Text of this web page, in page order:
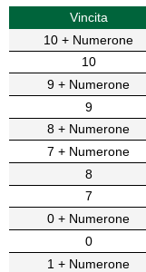
Vincita
10 + Numerone
10
9 + Numerone
9
8 + Numerone
7 + Numerone
8
7
0 + Numerone
0
1 + Numerone